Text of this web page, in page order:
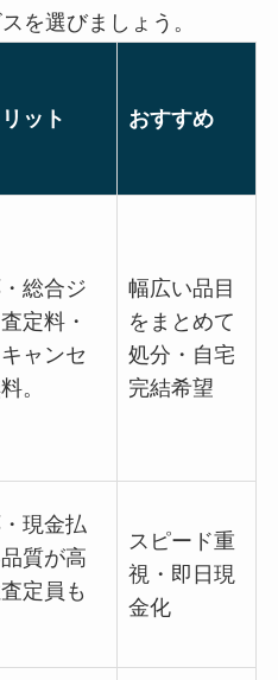
を選びましょう。
ット おすすめ
総合ジ
定料・
ャンセ
。
幅広い品目
をまとめて
処分・自宅
完結希望
現金払
質が高
定員も
スピード重
視・即日現
金化